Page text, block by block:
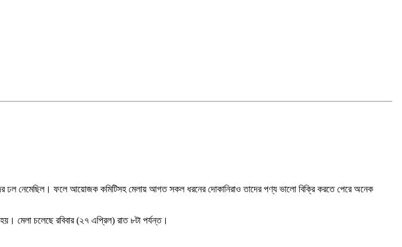
ঢল নেমেছিল। ফলে আয়োজক কমিটিসহ মেলায় আগত সকল ধরনের দোকানিরাও তাদের পণ্য ভালো বিক্রি করতে পেরে অনেক
মেলা চলেছে রবিবার (২৭ এপ্রিল) রাত ৮টা পর্যন্ত।